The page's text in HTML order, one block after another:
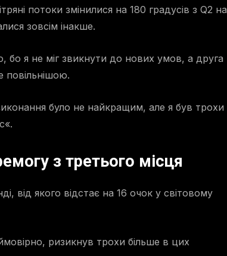
потоки змінилися на 180 градусів з Q2 на
зовсім інакше.
я не міг звикнути до нових умов, а друга
повільнішою.
було не найкращим, але я був трохи
з третього місця
від якого відстає на 16 очок у світовому
ризикнув трохи більше в цих